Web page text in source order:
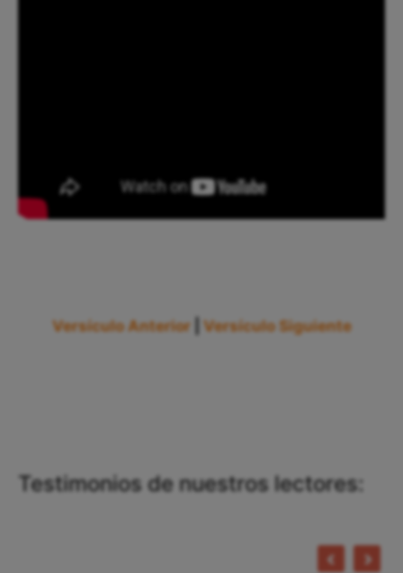
Versículo Anterior Versículo Siguiente
Testimonios de nuestros lectores: